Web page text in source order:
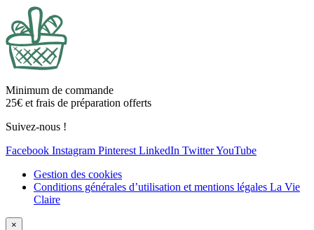
Minimum de commande
25€ et frais de préparation offerts
Suivez-nous !
Facebook Instagram Pinterest LinkedIn TwitterYouTube
Gestion des cookies
Conditions générales d’utilisation et mentions légales La Vie
Claire
×